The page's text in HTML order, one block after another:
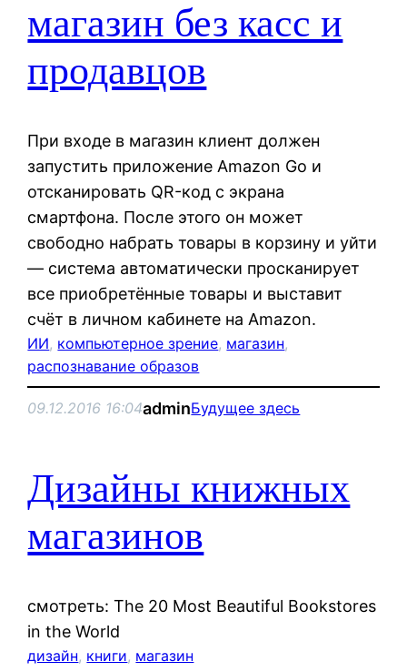
магазин без касс и
продавцов
При входе в магазин клиент должен
запустить приложение Amazon Go и
отсканировать QR-код с экрана
смартфона. После этого он может
свободно набрать товары в корзину и уйти
— система автоматически просканирует
все приобретённые товары и выставит
счёт в личном кабинете на Amazon.
ИИ, компьютерное зрение, магазин
распознавание образов
09.12.2016 16:04adminБудущее здесь
Дизайны книжных
магазинов
смотреть: The 20 Most Beautiful Bookstores
in the World
дизайн, книги, магазин